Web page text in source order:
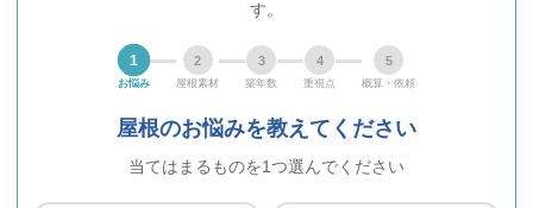
す。
1
お悩み
2
屋根素材
3
築年数
4
重視点
5
概算・依頼
屋根のお悩みを教えてください
当てはまるものを1つ選んでください